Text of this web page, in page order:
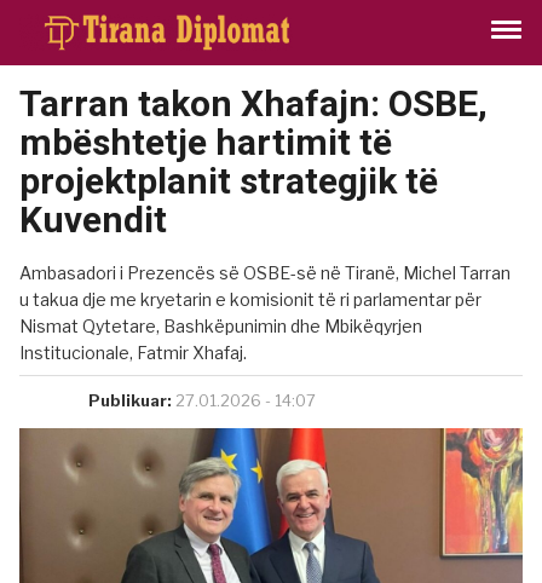
Tarran takon Xhafajn: OSBE,
mbështetje hartimit të
projektplanit strategjik të
Kuvendit
Ambasadori i Prezencës së OSBE-së në Tiranë, Michel Tarran
u takua dje me kryetarin e komisionit të ri parlamentar për
Nismat Qytetare, Bashkëpunimin dhe Mbikëqyrjen
Institucionale, Fatmir Xhafaj.
Publikuar: 27.01.2026 - 14:07